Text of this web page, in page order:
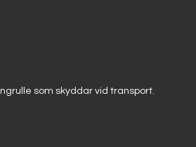
som skyddar vid transport.